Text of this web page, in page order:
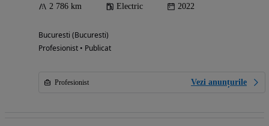
2 786 km Electric 2022
Bucuresti (Bucuresti)
Profesionist • Publicat
Profesionist Vezi anunțurile